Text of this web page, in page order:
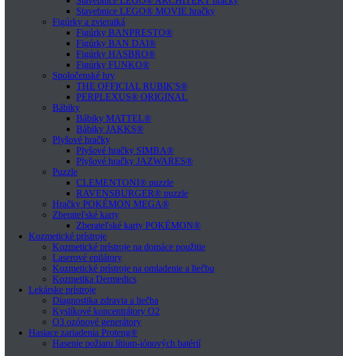
Stavebnice LEGO® MOVIE hračky
Figúrky a zvieratká
Figúrky BANPRESTO®
Figúrky BAN DAI®
Figúrky HASBRO®
Figúrky FUNKO®
Spoločenské hry
THE OFFICIAL RUBIK'S®
PERPLEXUS® ORIGINAL
Bábiky
Bábiky MATTEL®
Bábiky JAKKS®
Plyšové hračky
Plyšové hračky SIMBA®
Plyšové hračky JAZWARES®
Puzzle
CLEMENTONI® puzzle
RAVENSBURGER® puzzle
Hračky POKÉMON MEGA®
Zberateľské karty
Zberateľské karty POKÉMON®
Kozmetické prístroje
Kozmetické prístroje na domáce použitie
Laserové epilátory
Kozmetické prístroje na omladenie a liečbu
Kozmetika Dermedics
Lekárske prístroje
Diagnostika zdravia a liečba
Kyslíkové koncentrátory O2
O3 ozónové generátory
Hasiace zariadenia Proteng®
Hasenie požiaru lítium-iónových batérií